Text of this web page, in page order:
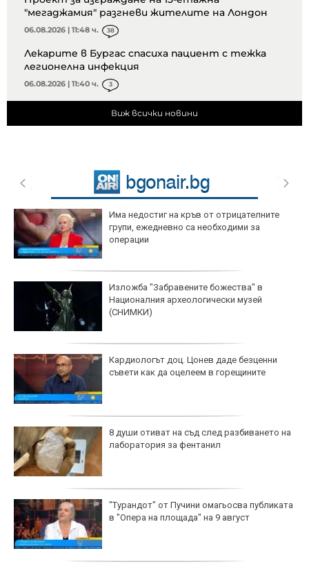
"мегаджамия" разгневи жителите на Лондон
06.08.2026 | 11:48 ч. 38
Лекарите в Бургас спасиха пациент с тежка
легионелна инфекция
06.08.2026 | 11:40 ч. 3
Виж всички новини
Има недостиг на кръв от отрицателните
групи, ежедневно са необходими за
операции
Изложба "Забравените божества" в
Националния археологически музей
(СНИМКИ)
Кардиологът доц. Цонев даде безценни
съвети как да оцелеем в горещините
8 души отиват на съд след разбиването на
лаборатория за фентанил
"Турандот" от Пучини омагьосва публиката
в "Опера на площада" на 9 август